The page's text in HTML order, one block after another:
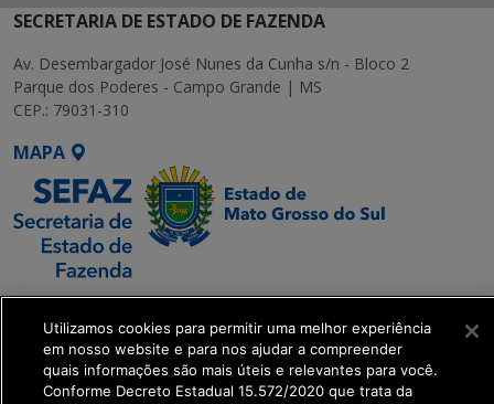
SECRETARIA DE ESTADO DE FAZENDA
Av. Desembargador José Nunes da Cunha s/n - Bloco 2
Parque dos Poderes - Campo Grande | MS
CEP.: 79031-310
MAPA
SETDIG | Secretaria-
Executiva de
Transformação Digital
Utilizamos cookies para permitir uma melhor experiência
em nosso website e para nos ajudar a compreender
quais informações são mais úteis e relevantes para você.
Conforme Decreto Estadual 15.572/2020 que trata da